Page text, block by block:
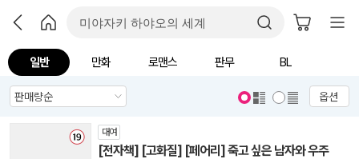
일반 만화 로맨스 판무 BL
옵션
대여
[전자책] [고화질] [페어리] 죽고 싶은 남자와 우주